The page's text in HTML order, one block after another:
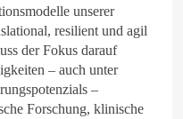
unserer
resilient und agil
der Fokus darauf
– auch unter
–
Forschung, klinische